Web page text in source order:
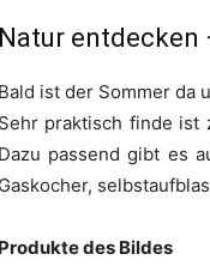
Natur entdecken
Bald ist der Sommer da
Sehr praktisch finde ist
Dazu passend gibt es
Gaskocher,
Produkte des Bildes